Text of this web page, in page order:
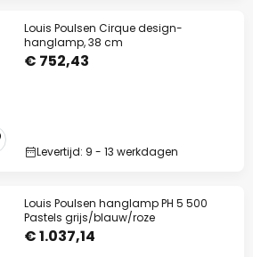
Louis Poulsen Cirque design-
hanglamp, 38 cm
€ 752,43
Levertijd: 9 - 13 werkdagen
Louis Poulsen hanglamp PH 5 500
Pastels grijs/blauw/roze
€ 1.037,14